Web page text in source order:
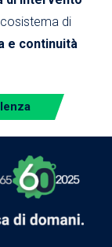
di
e continuità